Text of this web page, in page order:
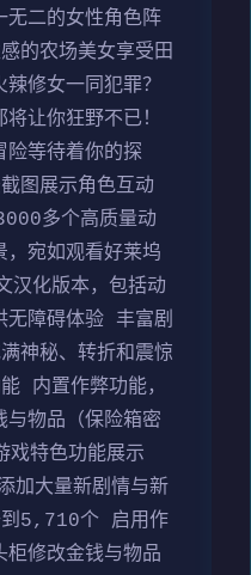
无二的女性角色阵
的农场美女享受田
修女一同犯罪？
让你狂野不已！
险等待着你的探
图展示角色互动
多个高质量动
，宛如观看好莱坞
汉化版本，包括动
无障碍体验 丰富剧
神秘、转折和震惊
内置作弊功能，
与物品（保险箱密
特色功能展示
大量新剧情与新
到5,710个 启用作
柜修改金钱与物品